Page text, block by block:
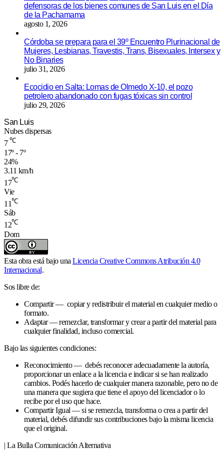
defensoras de los bienes comunes de San Luis en el Día
de la Pachamama
agosto 1, 2026
Córdoba se prepara para el 39º Encuentro Plurinacional de
Mujeres, Lesbianas, Travestis, Trans, Bisexuales, Intersex y
No Binaries
julio 31, 2026
Ecocidio en Salta: Lomas de Olmedo X-10, el pozo
petrolero abandonado con fugas tóxicas sin control
julio 29, 2026
San Luis
Nubes dispersas
7 ℃
17º - 7º
24%
3.11 km/h
17℃
Vie
11℃
Sáb
12℃
Dom
Esta obra está bajo una Licencia Creative Commons Atribución 4.0
Internacional.
Sos libre de:
Compartir — copiar y redistribuir el material en cualquier medio o
formato.
Adaptar — remezclar, transformar y crear a partir del material para
cualquier finalidad, incluso comercial.
Bajo las siguientes condiciones:
Reconocimiento — debés reconocer adecuadamente la autoría,
proporcionar un enlace a la licencia e indicar si se han realizado
cambios. Podés hacerlo de cualquier manera razonable, pero no de
una manera que sugiera que tiene el apoyo del licenciador o lo
recibe por el uso que hace.
Compartir Igual — si se remezcla, transforma o crea a partir del
material, debés difundir sus contribuciones bajo la misma licencia
que el original.
| La Bulla Comunicación Alternativa